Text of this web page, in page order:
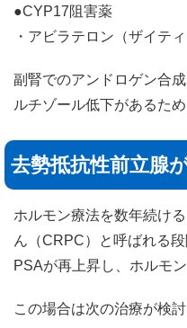
●CYP17阻害薬
・アビラテロン（ザイティ
副腎でのアンドロゲン合
ルチゾール低下があるた
去勢抵抗性前立腺
ホルモン療法を数年続け
ん（CRPC）と呼ばれる
PSAが再上昇し、ホルモ
この場合は次の治療が検討